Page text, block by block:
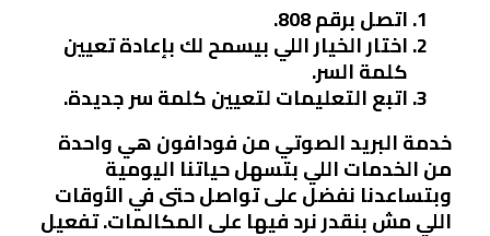
اتصل برقم808
.
اختار الخيار اللي بيسمح لك بإعادة تعيين
كلمة السر.
اتبع التعليمات لتعيين كلمة سر جديدة.
خدمة البريد الصوتي من فودافون هي واحدة
من الخدمات اللي بتسهل حياتنا اليومية
وبتساعدنا نفضل على تواصل حتى في الأوقات
اللي مش بنقدر نرد فيها على المكالمات. تفعيل